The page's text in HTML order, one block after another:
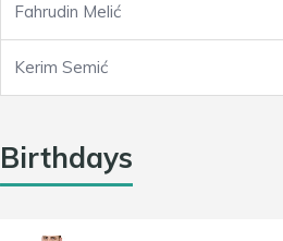
Fahrudin Melić
Kerim Semić
Birthdays